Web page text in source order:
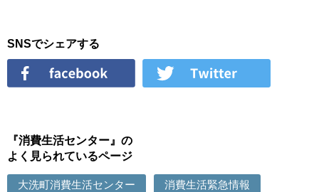
SNSでシェアする
『消費生活センター』の
よく見られているページ
大洗町消費生活センター 消費生活緊急情報